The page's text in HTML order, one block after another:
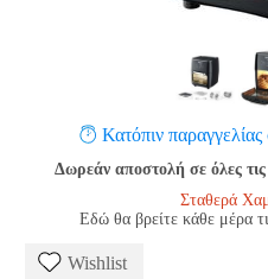
Κατόπιν
Δωρεάν αποστολή σε όλες
Σταθερά
Εδώ θα βρείτε κάθε μέρα
Wishlist